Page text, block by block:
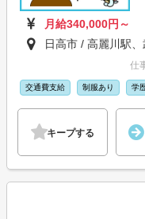
月給340,000円～
日高市 / 高麗川駅
仕
交通費支給 制服あり 学
キープする